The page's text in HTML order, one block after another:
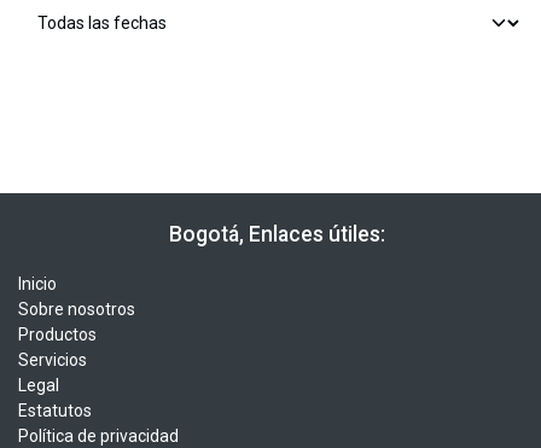
​​ Bogotá, Enlaces útiles:
Inicio
Sobre nosotros
Productos
Servicios
Legal
Estatutos
Política de privacidad